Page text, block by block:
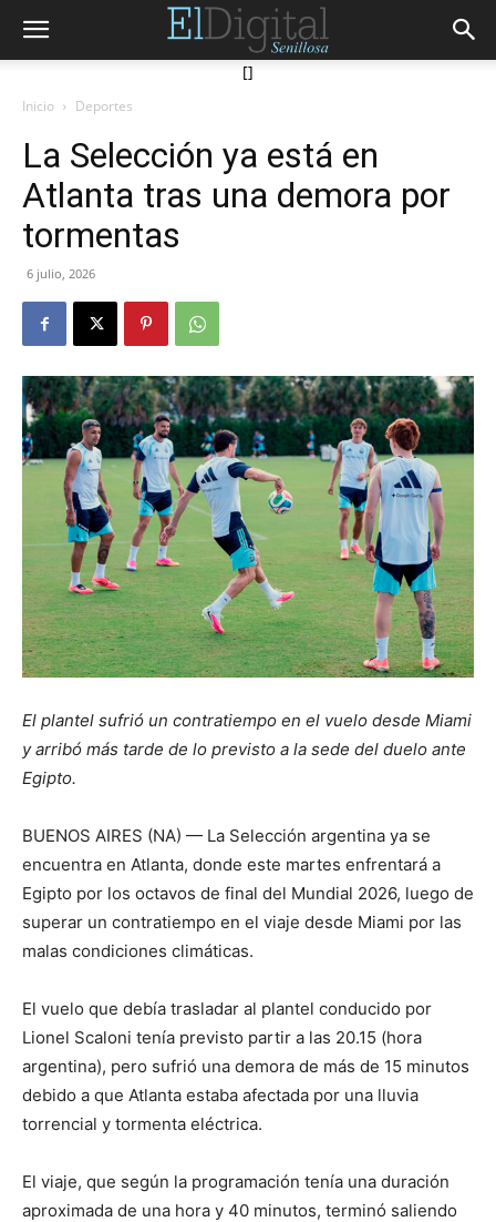
[]
Inicio Deportes
La Selección ya está en
Atlanta tras una demora por
tormentas
6 julio, 2026
El plantel sufrió un contratiempo en el vuelo desde Miami
y arribó más tarde de lo previsto a la sede del duelo ante
Egipto.
BUENOS AIRES (NA) — La Selección argentina ya se
encuentra en Atlanta, donde este martes enfrentará a
Egipto por los octavos de final del Mundial 2026, luego de
superar un contratiempo en el viaje desde Miami por las
malas condiciones climáticas.
El vuelo que debía trasladar al plantel conducido por
Lionel Scaloni tenía previsto partir a las 20.15 (hora
argentina), pero sufrió una demora de más de 15 minutos
debido a que Atlanta estaba afectada por una lluvia
torrencial y tormenta eléctrica.
El viaje, que según la programación tenía una duración
aproximada de una hora y 40 minutos, terminó saliendo